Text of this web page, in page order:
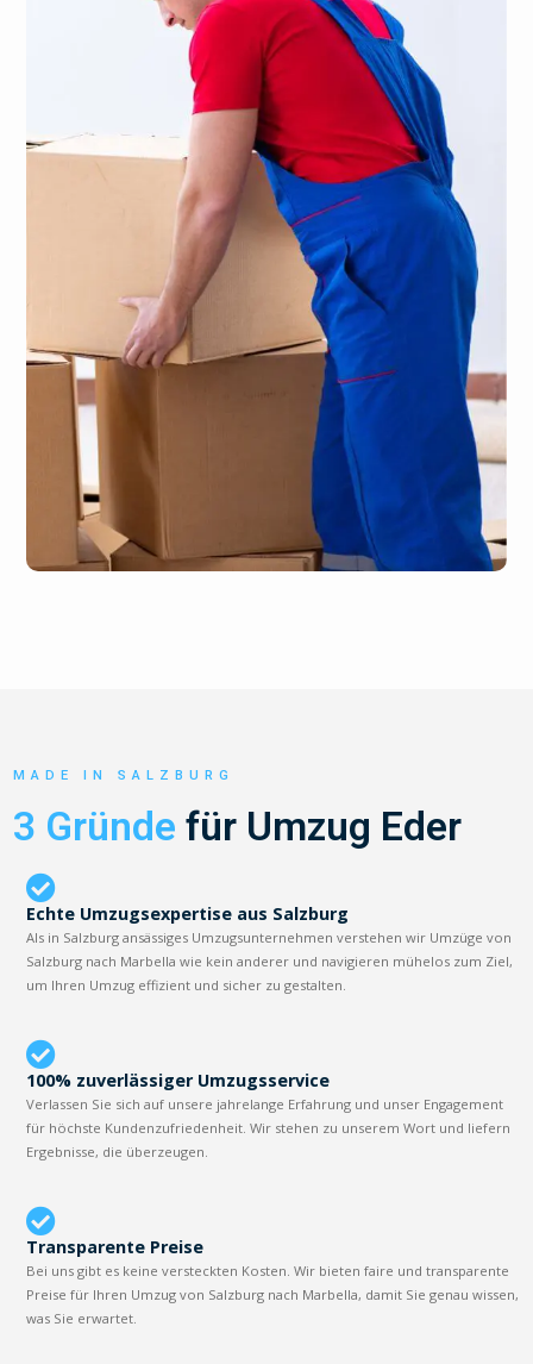
MADE IN SALZBURG
3 Gründe für Umzug Eder
Echte Umzugsexpertise aus Salzburg
Als in Salzburg ansässiges Umzugsunternehmen verstehen wir Umzüge von
Salzburg nach Marbella wie kein anderer und navigieren mühelos zum Ziel,
um Ihren Umzug effizient und sicher zu gestalten.
100% zuverlässiger Umzugsservice
Verlassen Sie sich auf unsere jahrelange Erfahrung und unser Engagement
für höchste Kundenzufriedenheit. Wir stehen zu unserem Wort und liefern
Ergebnisse, die überzeugen.
Transparente Preise
Bei uns gibt es keine versteckten Kosten. Wir bieten faire und transparente
Preise für Ihren Umzug von Salzburg nach Marbella, damit Sie genau wissen,
was Sie erwartet.